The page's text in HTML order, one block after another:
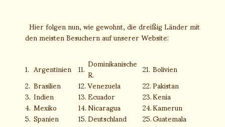
Hier folgen nun, wie gewohnt, die dreißig Länder mit
den meisten Besuchern auf unserer Website:
1. Argentinien 11.Dominikanische
R. 21.Bolivien
2.Brasilien 12.Venezuela 22.Pakistan
3.Indien 13.Ecuador 23.Kenia
4.Mexiko 14.Nicaragua 24.Kamerun
5.Spanien 15.Deutschland 25.Guatemala